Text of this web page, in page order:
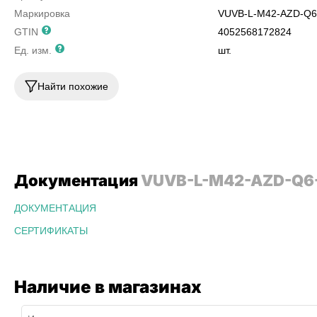
Маркировка
VUVB-L-M42-AZD-
GTIN
4052568172824
Ед. изм.
шт.
Найти похожие
ДокументацияVUVB-L-M42-AZD-
ДОКУМЕНТАЦИЯ
СЕРТИФИКАТЫ
Наличие в магазинах